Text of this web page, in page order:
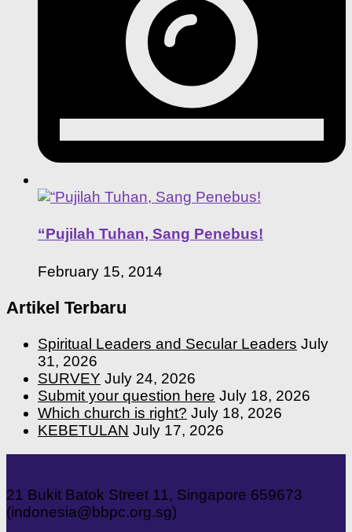
“Pujilah Tuhan, Sang Penebus!
February 15, 2014
Artikel Terbaru
Spiritual Leaders and Secular Leaders July
31, 2026
SURVEY July 24, 2026
Submit your question here July 18, 2026
Which church is right? July 18, 2026
KEBETULAN July 17, 2026
21 Bukit Batok Street 11, Singapore 659673
(indonesia@bbpc.org.sg)